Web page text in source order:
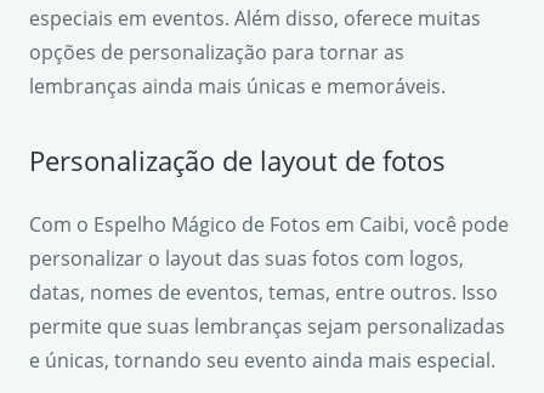
especiais em eventos. Além disso, oferece muitas
opções de personalização para tornar as
lembranças ainda mais únicas e memoráveis.
Personalização de layout de fotos
Com o Espelho Mágico de Fotos em Caibi, você pode
personalizar o layout das suas fotos com logos,
datas, nomes de eventos, temas, entre outros. Isso
permite que suas lembranças sejam personalizadas
e únicas, tornando seu evento ainda mais especial.